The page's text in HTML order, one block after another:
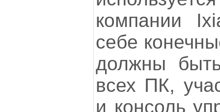
компании
себе
должны
всех ПК,
и консоль